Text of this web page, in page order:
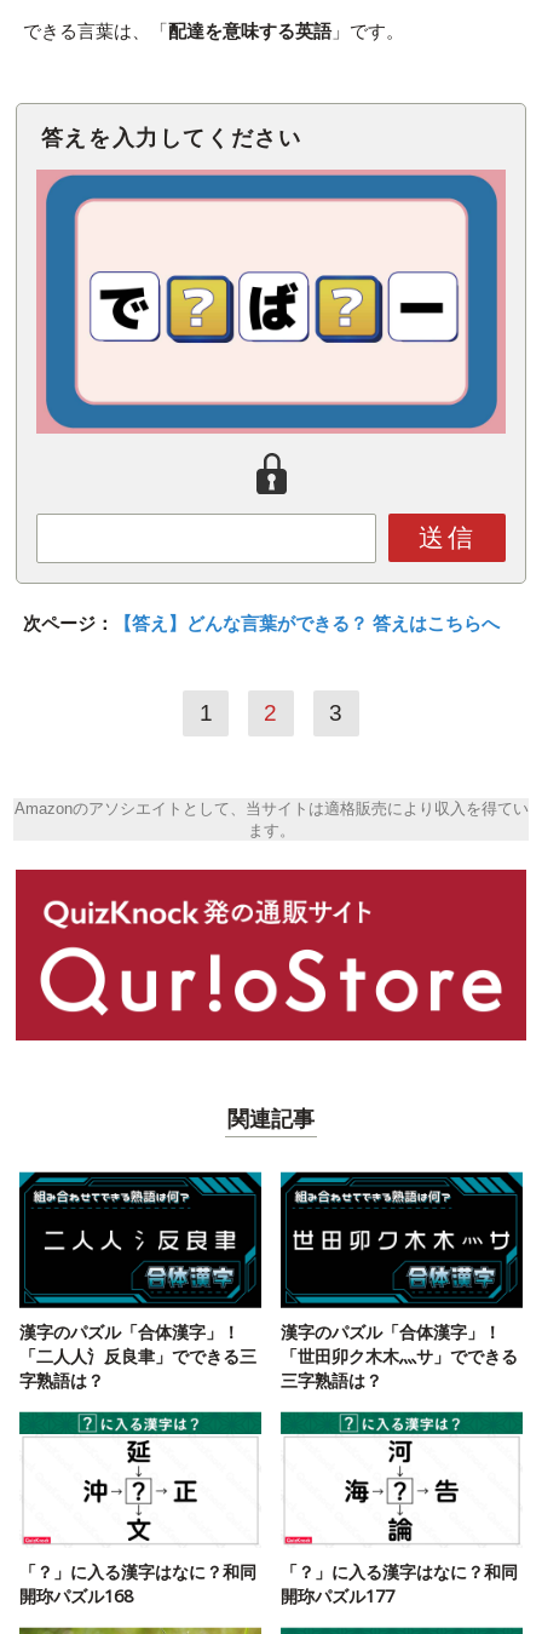
できる言葉は、「配達を意味する英語」です。
答えを入力してください
送信
次ページ： 【答え】どんな言葉ができる？ 答えはこちらへ
1 2 3
Amazonのアソシエイトとして、当サイトは適格販売により収入を得てい
ます。
関連記事
漢字のパズル「合体漢字」！
「二人人氵反良聿」でできる三
字熟語は？
漢字のパズル「合体漢字」！
「世田卯ク木木灬サ」でできる
三字熟語は？
「？」に入る漢字はなに？和同
開珎パズル168
「？」に入る漢字はなに？和同
開珎パズル177